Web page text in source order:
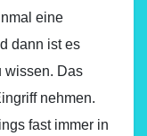
eine
dann ist es
wissen. Das
nehmen.
fast immer in